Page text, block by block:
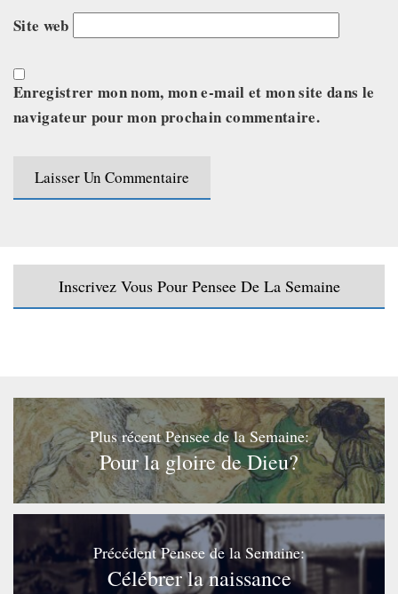
Site web
Enregistrer mon nom, mon e-mail et mon site dans le
navigateur pour mon prochain commentaire.
Inscrivez Vous Pour Pensee De La Semaine
Plus récent Pensee de la Semaine:
Pour la gloire de Dieu?
Précédent Pensee de la Semaine:
Célébrer la naissance